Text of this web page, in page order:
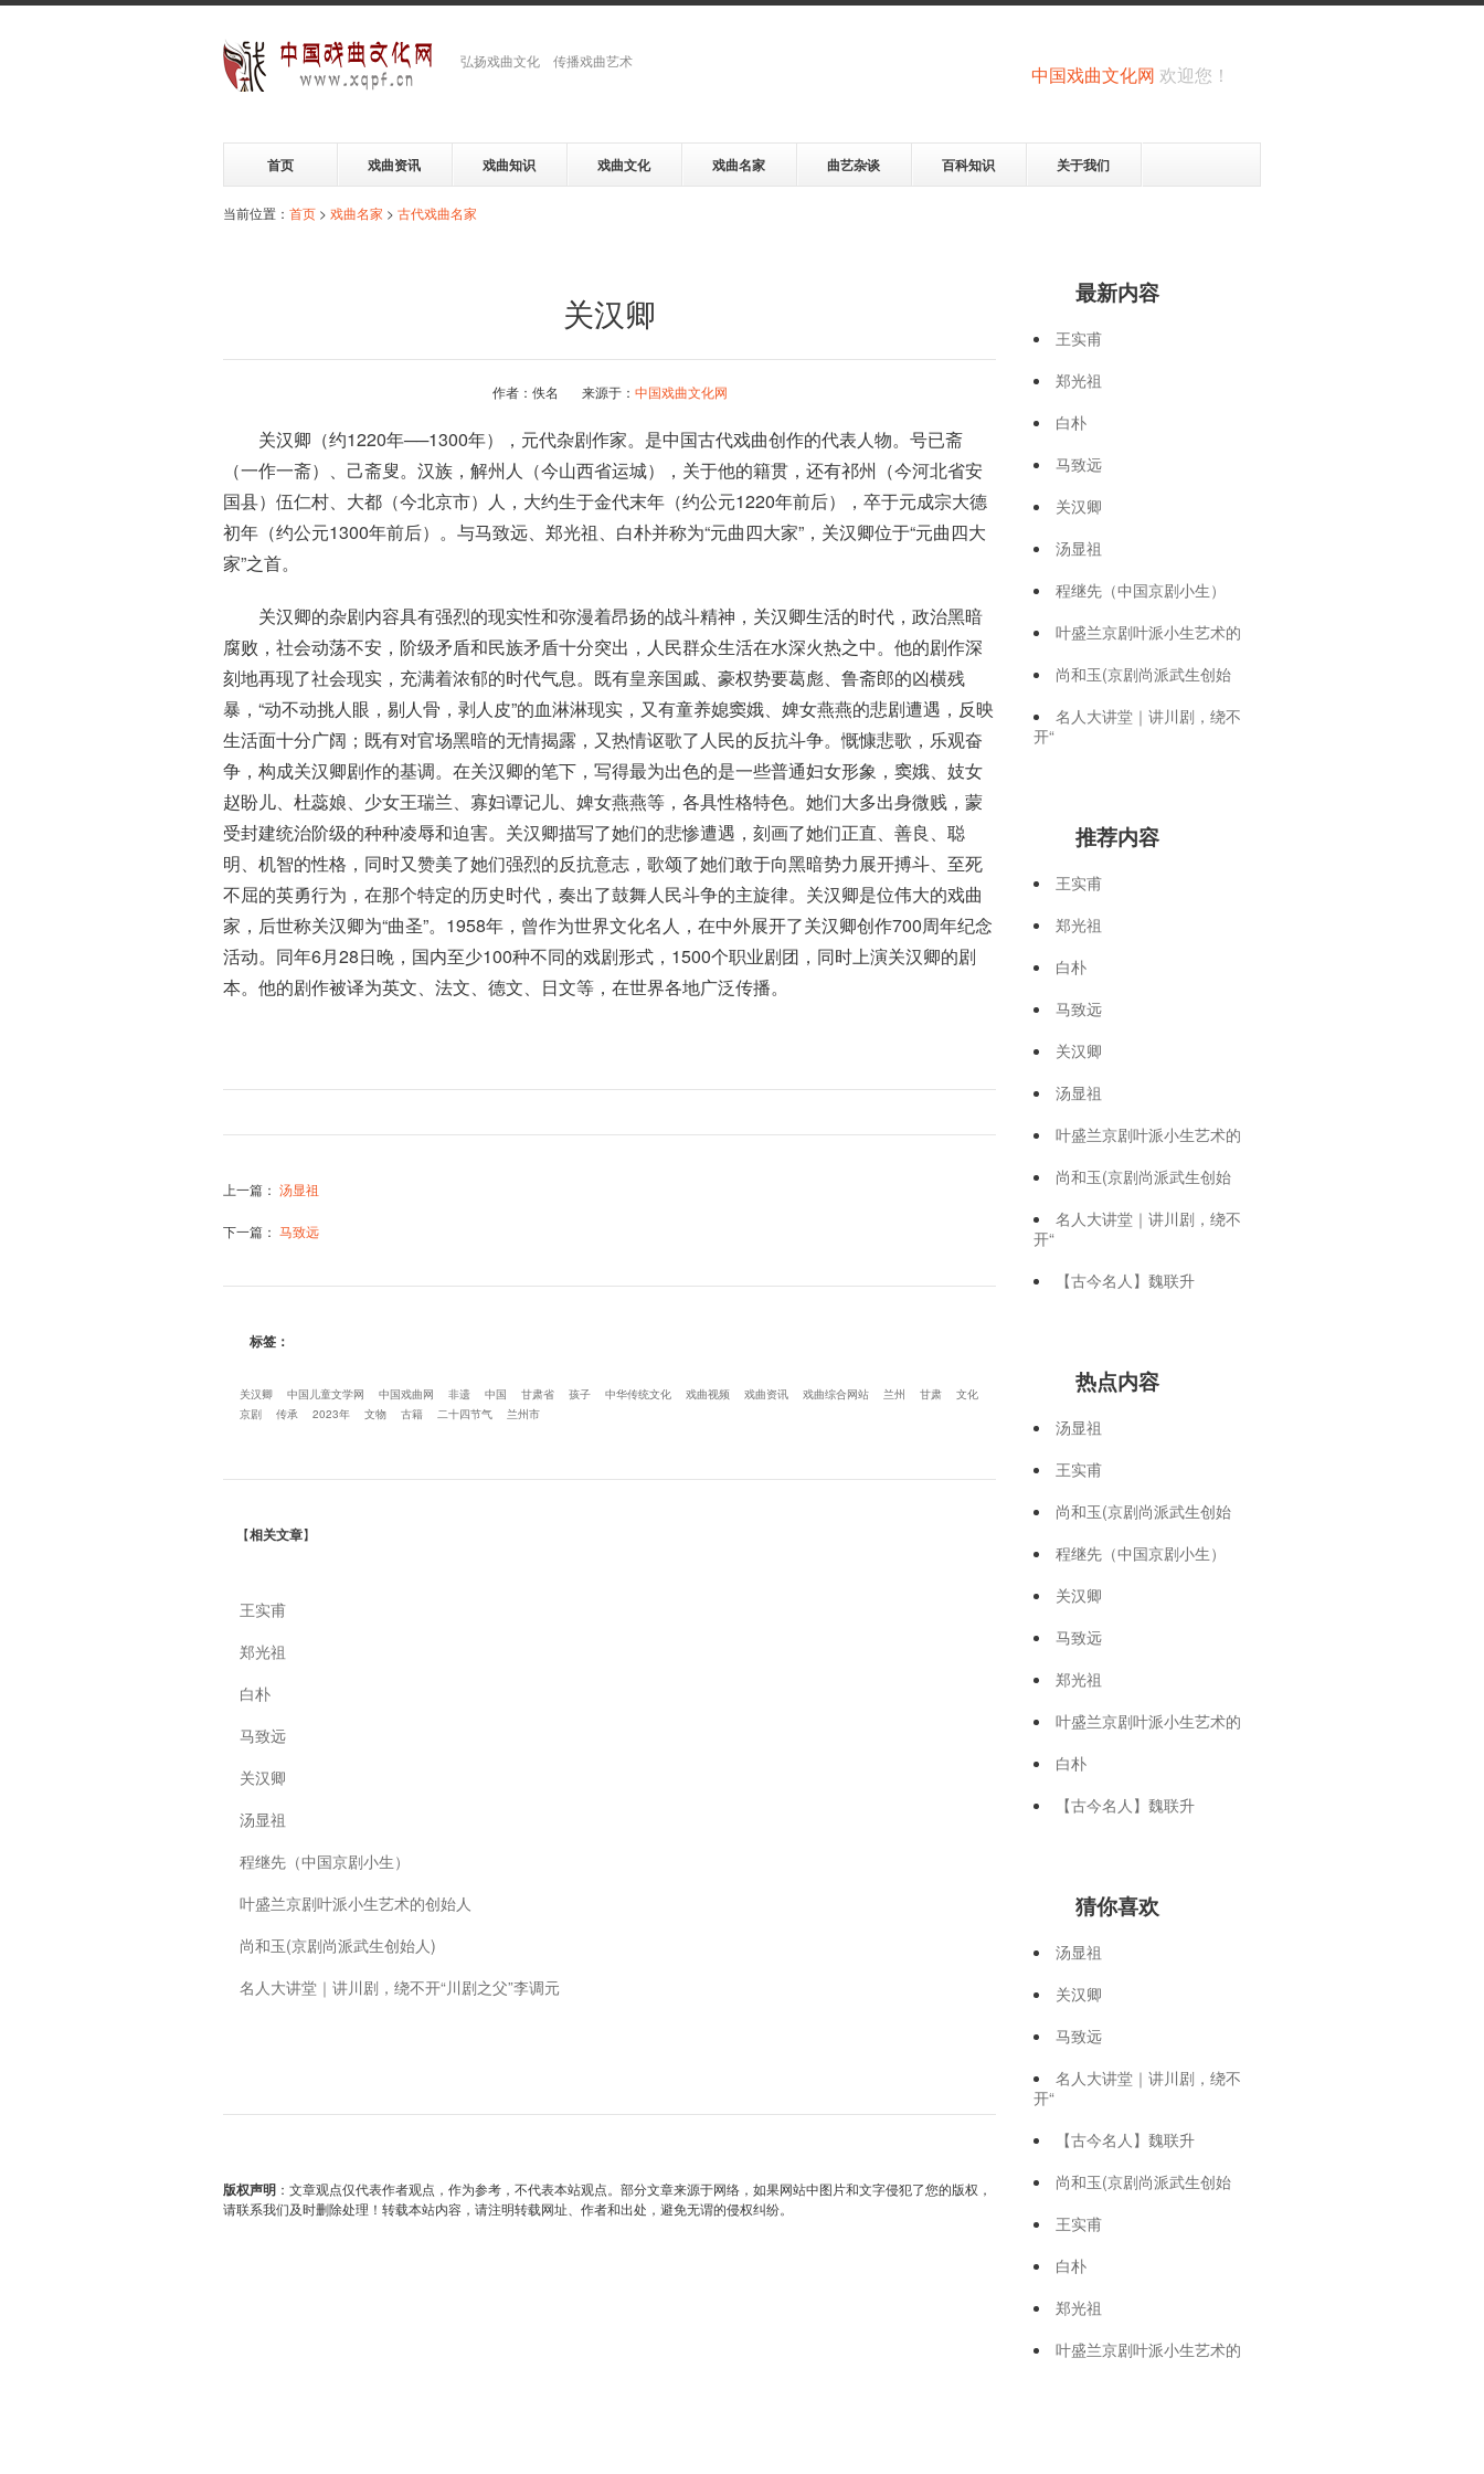
弘扬戏曲文化 传播戏曲艺术
中国戏曲文化网 欢迎您！
首页 戏曲资讯 戏曲知识 戏曲文化 戏曲名家 曲艺杂谈 百科知识 关于我们
当前位置： 首页 > 戏曲名家 > 古代戏曲名家
关汉卿
作者：佚名 来源于： 中国戏曲文化网
关汉卿（约1220年──1300年），元代杂剧作家。是中国古代戏曲创作的代表人物。号已斋
（一作一斋）、己斋叟。汉族，解州人（今山西省运城），关于他的籍贯，还有祁州（今河北省安
国县）伍仁村、大都（今北京市）人，大约生于金代末年（约公元1220年前后），卒于元成宗大德
初年（约公元1300年前后）。与马致远、郑光祖、白朴并称为“元曲四大家”，关汉卿位于“元曲四大
家”之首。
关汉卿的杂剧内容具有强烈的现实性和弥漫着昂扬的战斗精神，关汉卿生活的时代，政治黑暗
腐败，社会动荡不安，阶级矛盾和民族矛盾十分突出，人民群众生活在水深火热之中。他的剧作深
刻地再现了社会现实，充满着浓郁的时代气息。既有皇亲国戚、豪权势要葛彪、鲁斋郎的凶横残
暴，“动不动挑人眼，剔人骨，剥人皮”的血淋淋现实，又有童养媳窦娥、婢女燕燕的悲剧遭遇，反映
生活面十分广阔；既有对官场黑暗的无情揭露，又热情讴歌了人民的反抗斗争。慨慷悲歌，乐观奋
争，构成关汉卿剧作的基调。在关汉卿的笔下，写得最为出色的是一些普通妇女形象，窦娥、妓女
赵盼儿、杜蕊娘、少女王瑞兰、寡妇谭记儿、婢女燕燕等，各具性格特色。她们大多出身微贱，蒙
受封建统治阶级的种种凌辱和迫害。关汉卿描写了她们的悲惨遭遇，刻画了她们正直、善良、聪
明、机智的性格，同时又赞美了她们强烈的反抗意志，歌颂了她们敢于向黑暗势力展开搏斗、至死
不屈的英勇行为，在那个特定的历史时代，奏出了鼓舞人民斗争的主旋律。关汉卿是位伟大的戏曲
家，后世称关汉卿为“曲圣”。1958年，曾作为世界文化名人，在中外展开了关汉卿创作700周年纪念
活动。同年6月28日晚，国内至少100种不同的戏剧形式，1500个职业剧团，同时上演关汉卿的剧
本。他的剧作被译为英文、法文、德文、日文等，在世界各地广泛传播。
上一篇 ： 汤显祖
下一篇 ： 马致远
标签：
关汉卿 中国儿童文学网 中国戏曲网 非遗 中国 甘肃省 孩子 中华传统文化 戏曲视频 戏曲资讯 戏曲综合网站 兰州 甘肃
文化
京剧
传承 2023年 文物 古籍 二十四节气 兰州市
【相关文章】
王实甫
郑光祖
白朴
马致远
关汉卿
汤显祖
程继先（中国京剧小生）
叶盛兰京剧叶派小生艺术的创始人
尚和玉(京剧尚派武生创始人)
名人大讲堂｜讲川剧，绕不开“川剧之父”李调元
版权声明 ：文章观点仅代表作者观点，作为参考，不代表本站观点。部分文章来源于网络，如果网站中图片和文字侵犯了您的版权，
请联系我们及时删除处理！转载本站内容，请注明转载网址、作者和出处，避免无谓的侵权纠纷。
最新内容
王实甫
郑光祖
白朴
马致远
关汉卿
汤显祖
程继先（中国京剧小生）
叶盛兰京剧叶派小生艺术的
尚和玉(京剧尚派武生创始
名人大讲堂｜讲川剧，绕不
开“
推荐内容
王实甫
郑光祖
白朴
马致远
关汉卿
汤显祖
叶盛兰京剧叶派小生艺术的
尚和玉(京剧尚派武生创始
名人大讲堂｜讲川剧，绕不
开“
【古今名人】魏联升
热点内容
汤显祖
王实甫
尚和玉(京剧尚派武生创始
程继先（中国京剧小生）
关汉卿
马致远
郑光祖
叶盛兰京剧叶派小生艺术的
白朴
【古今名人】魏联升
猜你喜欢
汤显祖
关汉卿
马致远
名人大讲堂｜讲川剧，绕不
开“
【古今名人】魏联升
尚和玉(京剧尚派武生创始
王实甫
白朴
郑光祖
叶盛兰京剧叶派小生艺术的